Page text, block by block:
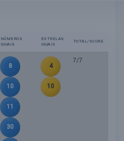
NÚMEROS
IGUAIS
ESTRELAS
IGUAIS
TOTAL/SCORE
8
10
11
30
4
10
7/7